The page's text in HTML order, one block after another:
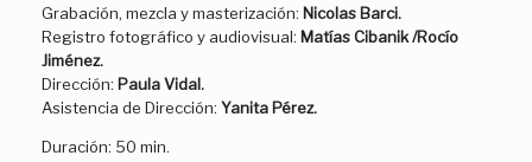
Grabación, mezcla y masterización: Nicolas Barci.
Registro fotográfico y audiovisual: Matías Cibanik /Rocío
Jiménez.
Dirección: Paula Vidal.
Asistencia de Dirección: Yanita Pérez.
Duración: 50 min.